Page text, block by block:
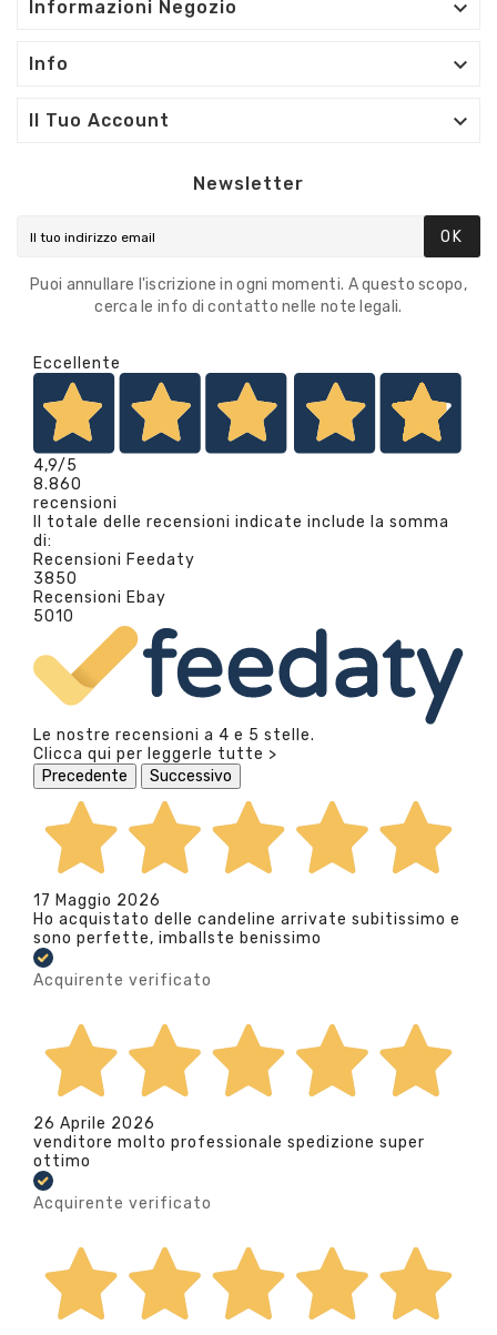
Informazioni Negozio 
Info 
Il Tuo Account 
Newsletter
OK
Puoi annullare l'iscrizione in ogni momenti. A questo scopo,
cerca le info di contatto nelle note legali.
Eccellente
4,9/5
8.860
recensioni
Il totale delle recensioni indicate include la somma
di:
Recensioni Feedaty
3850
Recensioni Ebay
5010
Le nostre recensioni a 4 e 5 stelle.
Clicca qui per leggerle tutte >
Precedente
Successivo
17 Maggio 2026
Ho acquistato delle candeline arrivate subitissimo e
sono perfette, imballste benissimo
Acquirente verificato
26 Aprile 2026
venditore molto professionale spedizione super
ottimo
Acquirente verificato